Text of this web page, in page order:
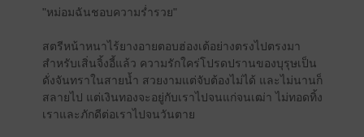
"หม่อมฉันชอบความร่ำรวย"
สตรีหน้าหนาไร้ยางอายตอบฮ่องเต้อย่างตรงไปตรงมา
สำหรับเสิ่นจิ้งอี้แล้ว ความรักใคร่โปรดปรานของบุรุษเป็น
ดั่งจันทราในสายน้ำ สวยงามแต่จับต้องไม่ได้ และไม่นานก็
สลายไป แต่เงินทองจะอยู่กับเราไปจนแก่จนเฒ่า ไม่ทอดทิ้ง
เราและภักดีต่อเราไปจนวันตาย